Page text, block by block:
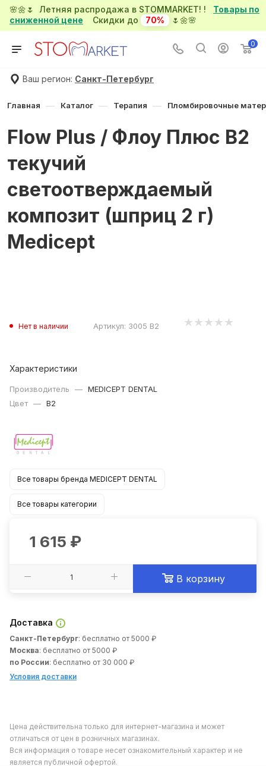
🌸🌼🌷 Летняя распродажа в STOMMARKET! ! Товары по
сниженной цене Скидки до 70% 🌷🌼🌸
0
Ваш регион: Санкт-Петербург
Главная — Каталог — Терапия — Пломбировочные
Flow Plus / Флоу Плюс B2
текучий
светоотверждаемый
композит (шприц 2 г)
Medicept
Нет в наличии Артикул: 3005 B2
Характеристики
Производитель — MEDICEPT DENTAL
Цвет — B2
Все товары бренда MEDICEPT DENTAL
Все товары категории
1 615 ₽
В корзину
Доставка
Санкт-Петербург: бесплатно от 5000 ₽
Москва: бесплатно от 5000 ₽
по России: бесплатно от 30 000 ₽
Условия доставки
Цена действительна только для интернет-магазина и может
отличаться от цен в розничных магазинах.
Вся информация о товаре несет ознакомительный характер и не
является публичной офертой.